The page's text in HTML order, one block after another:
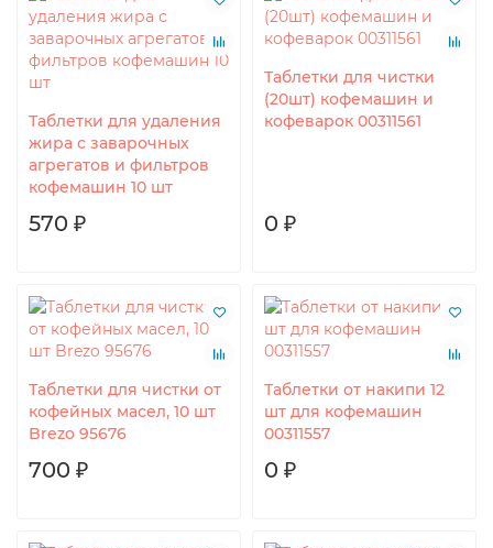
Таблетки для удаления
жира с заварочных
агрегатов и фильтров
кофемашин 10 шт
570 ₽
Таблетки для чистки
(20шт) кофемашин и
кофеварок 00311561
0 ₽
Таблетки для чистки от
кофейных масел, 10 шт
Brezo 95676
700 ₽
Таблетки от накипи 12
шт для кофемашин
00311557
0 ₽